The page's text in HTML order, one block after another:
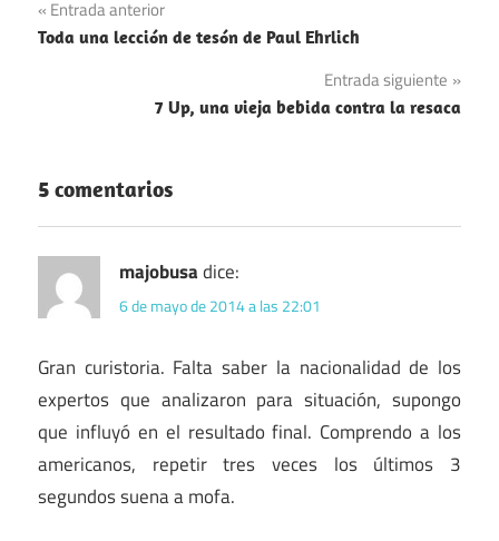
Navegación
de
Entrada anterior
Toda una lección de tesón de Paul Ehrlich
Entrada siguiente
7 Up, una vieja bebida contra la resaca
5 comentarios
majobusadice:
6 de mayo de 2014 a las 22:01
Gran curistoria. Falta saber la nacionalidad de los
expertos que analizaron para situación, supongo
que influyó en el resultado final. Comprendo a los
americanos, repetir tres veces los últimos 3
segundos suena a mofa.